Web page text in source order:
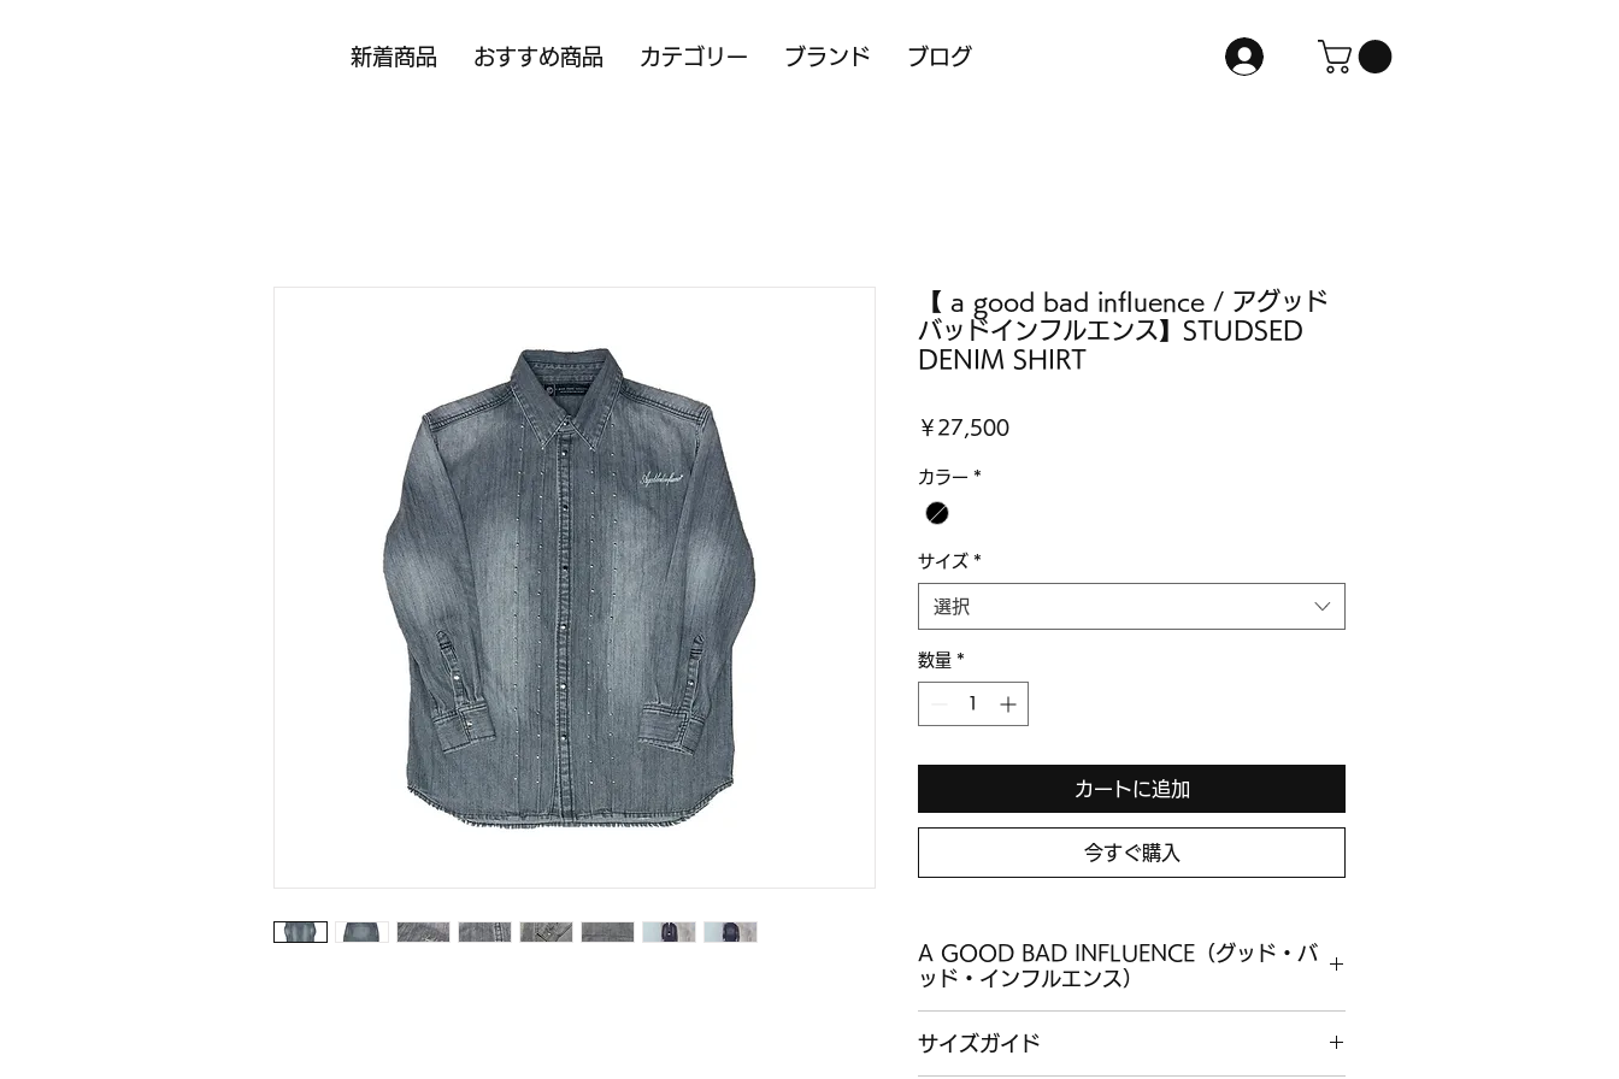
新着商品 おすすめ商品 カテゴリー ブランド ブログ
【 a good bad influence / アグッド
バッドインフルエンス】STUDSED
DENIM SHIRT
￥27,500価
カラー *
サイズ *
選択
数量 *
カートに追加
今すぐ購入
A GOOD BAD INFLUENCE（グッド・バ
ッド・インフルエンス）
エンス)は2021年に日本の東京でブランドを設立しまし
た。
サイズガイド